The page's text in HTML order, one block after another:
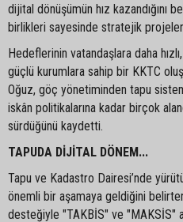
dijital dönüşümün hız kazandığını
birlikleri sayesinde stratejik
Hedeflerinin vatandaşlara daha
güçlü kurumlara sahip bir KKTC
Oğuz, göç yönetiminden tapu
iskân politikalarına kadar birçok
sürdüğünü kaydetti.
TAPUDA DİJİTAL DÖNEM...
Tapu ve Kadastro Dairesi’nde
önemli bir aşamaya geldiğini
desteğiyle "TAKBİS" ve "MAKSİS"